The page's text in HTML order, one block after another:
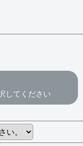
してください